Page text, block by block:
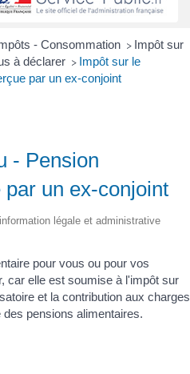
- Consommation > Impôt sur
à déclarer > Impôt sur le
par un ex-conjoint
- Pension
un ex-conjoint
légale et administrative
pour vous ou pour vos
car elle est soumise à l'impôt sur
et la contribution aux charges
pensions alimentaires.